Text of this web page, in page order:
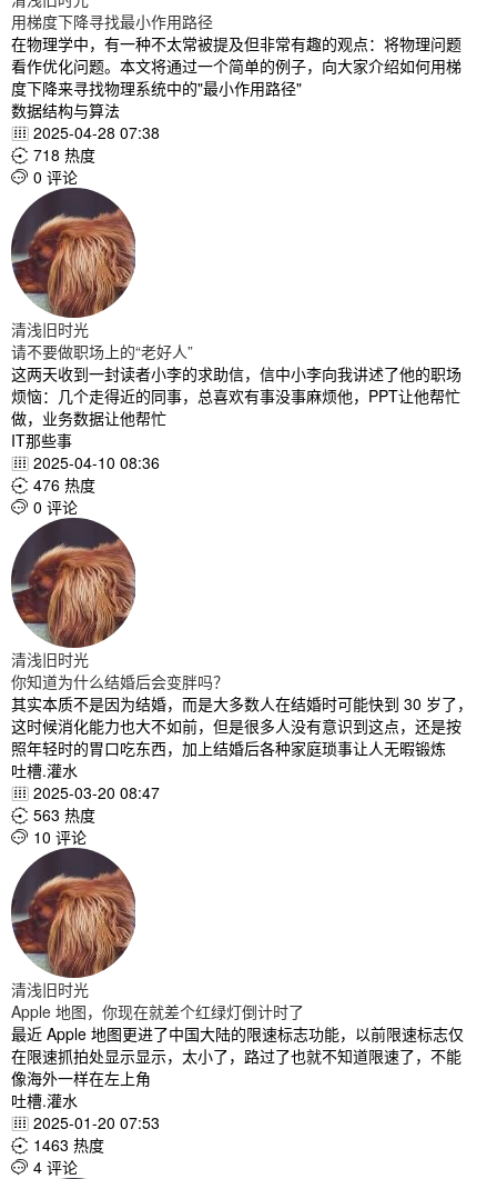
用梯度下降寻找最小作用路径
在物理学中，有一种不太常被提及但非常有趣的观点：将物理问题
看作优化问题。本文将通过一个简单的例子，向大家介绍如何用梯
度下降来寻找物理系统中的"最小作用路径"
数据结构与算法
 2025-04-28 07:38
 718 热度
 0 评论
清浅旧时光
请不要做职场上的“老好人”
这两天收到一封读者小李的求助信，信中小李向我讲述了他的职场
烦恼：几个走得近的同事，总喜欢有事没事麻烦他，PPT让他帮忙
做，业务数据让他帮忙
IT那些事
 2025-04-10 08:36
 476 热度
 0 评论
清浅旧时光
你知道为什么结婚后会变胖吗？
其实本质不是因为结婚，而是大多数人在结婚时可能快到 30 岁了，
这时候消化能力也大不如前，但是很多人没有意识到这点，还是按
照年轻时的胃口吃东西，加上结婚后各种家庭琐事让人无暇锻炼
吐槽.灌水
 2025-03-20 08:47
 563 热度
 10 评论
清浅旧时光
Apple 地图，你现在就差个红绿灯倒计时了
最近 Apple 地图更进了中国大陆的限速标志功能，以前限速标志仅
在限速抓拍处显示显示，太小了，路过了也就不知道限速了，不能
像海外一样在左上角
吐槽.灌水
 2025-01-20 07:53
 1463 热度
 4 评论